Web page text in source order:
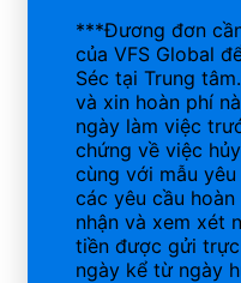
***Đương đơn
của VFS Global
Séc tại Trung
và xin hoàn phí
ngày làm việc
chứng về việc
cùng với mẫu
các yêu cầu
nhận và xem xét
tiền được gửi
ngày kể từ ngày